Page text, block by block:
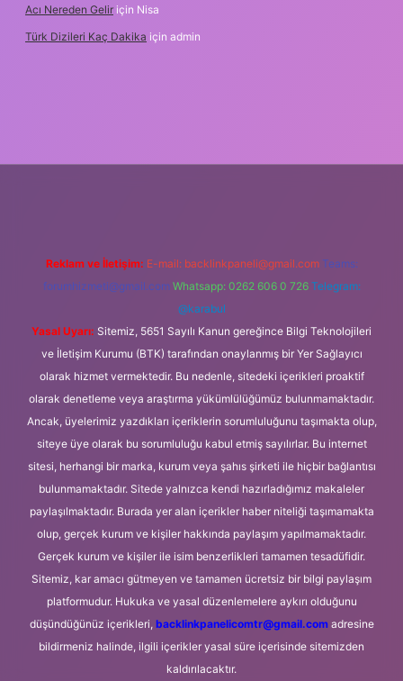
Acı Nereden Gelir için Nisa
Türk Dizileri Kaç Dakika için admin
Reklam ve İletişim: E-mail: backlinkpaneli@gmail.com Teams:
forumhizmeti@gmail.com Whatsapp: 0262 606 0 726 Telegram:
@karabul
Yasal Uyarı: Sitemiz, 5651 Sayılı Kanun gereğince Bilgi Teknolojileri
ve İletişim Kurumu (BTK) tarafından onaylanmış bir Yer Sağlayıcı
olarak hizmet vermektedir. Bu nedenle, sitedeki içerikleri proaktif
olarak denetleme veya araştırma yükümlülüğümüz bulunmamaktadır.
Ancak, üyelerimiz yazdıkları içeriklerin sorumluluğunu taşımakta olup,
siteye üye olarak bu sorumluluğu kabul etmiş sayılırlar. Bu internet
sitesi, herhangi bir marka, kurum veya şahıs şirketi ile hiçbir bağlantısı
bulunmamaktadır. Sitede yalnızca kendi hazırladığımız makaleler
paylaşılmaktadır. Burada yer alan içerikler haber niteliği taşımamakta
olup, gerçek kurum ve kişiler hakkında paylaşım yapılmamaktadır.
Gerçek kurum ve kişiler ile isim benzerlikleri tamamen tesadüfidir.
Sitemiz, kar amacı gütmeyen ve tamamen ücretsiz bir bilgi paylaşım
platformudur. Hukuka ve yasal düzenlemelere aykırı olduğunu
düşündüğünüz içerikleri, backlinkpanelicomtr@gmail.comadresine
bildirmeniz halinde, ilgili içerikler yasal süre içerisinde sitemizden
kaldırılacaktır.